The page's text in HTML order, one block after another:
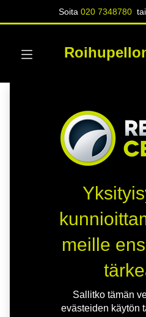
Soita020 7348780 tai
meille
Sallitko tämän
evästeiden käytön